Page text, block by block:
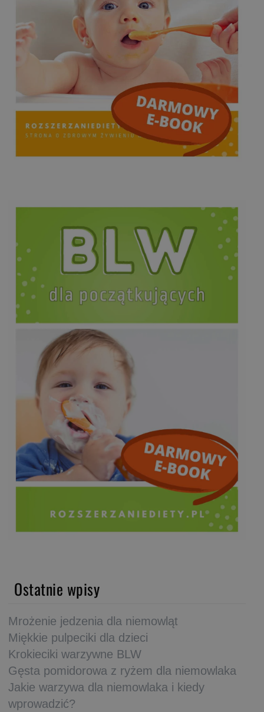
Ostatnie wpisy
Mrożenie jedzenia dla niemowląt
Miękkie pulpeciki dla dzieci
Krokieciki warzywne BLW
Gęsta pomidorowa z ryżem dla niemowlaka
Jakie warzywa dla niemowlaka i kiedy
wprowadzić?